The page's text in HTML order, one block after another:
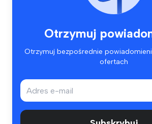
Otrzymuj
Otrzymuj bezpośrednie
ofertach